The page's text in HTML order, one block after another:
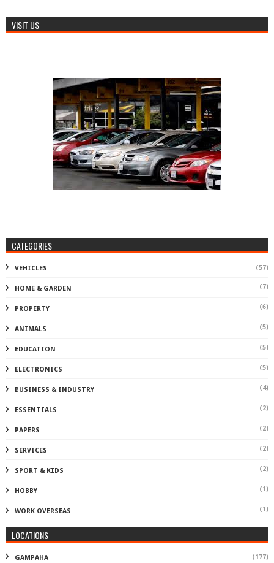
VISIT US
CATEGORIES
VEHICLES (57)
HOME & GARDEN (7)
PROPERTY (6)
ANIMALS (5)
EDUCATION (5)
ELECTRONICS (5)
BUSINESS & INDUSTRY (4)
ESSENTIALS (2)
PAPERS (2)
SERVICES (2)
SPORT & KIDS (2)
HOBBY (1)
WORK OVERSEAS (1)
LOCATIONS
GAMPAHA (177)